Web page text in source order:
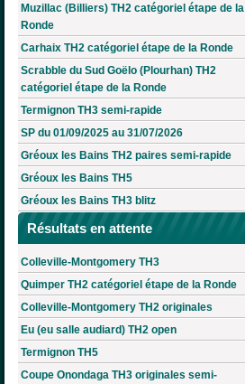
Muzillac (Billiers) TH2 catégoriel étape de la
Ronde
Carhaix TH2 catégoriel étape de la Ronde
Scrabble du Sud Goëlo (Plourhan) TH2
catégoriel étape de la Ronde
Termignon TH3 semi-rapide
SP du 01/09/2025 au 31/07/2026
Gréoux les Bains TH2 paires semi-rapide
Gréoux les Bains TH5
Gréoux les Bains TH3 blitz
Résultats en attente
Colleville-Montgomery TH3
Quimper TH2 catégoriel étape de la Ronde
Colleville-Montgomery TH2 originales
Eu (eu salle audiard) TH2 open
Termignon TH5
Coupe Onondaga TH3 originales semi-